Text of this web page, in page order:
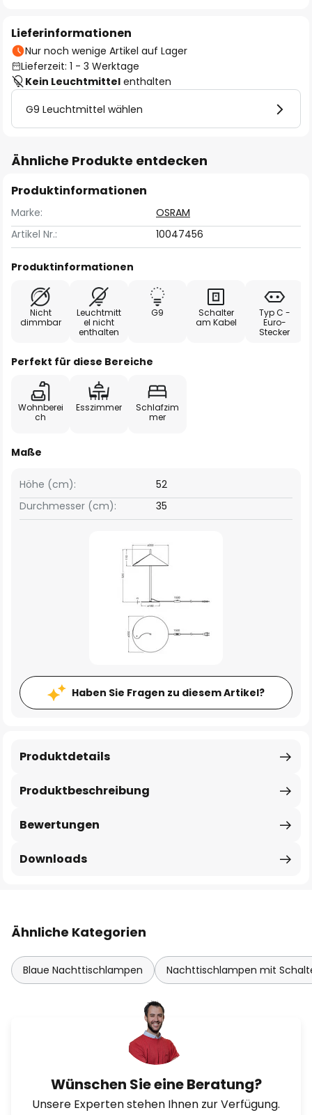
Lieferinformationen
Nur noch wenige Artikel auf Lager
Lieferzeit: 1 - 3 Werktage
Kein Leuchtmittel enthalten
G9 Leuchtmittel wählen
Ähnliche Produkte entdecken
Produktinformationen
Marke:
OSRAM
Artikel Nr.:
10047456
Produktinformationen
Nicht
dimmbar
Leuchtmitt
el nicht
enthalten
G9
Schalter
am Kabel
Typ C -
Euro-
Stecker
Perfekt für diese Bereiche
Wohnberei
ch
Esszimmer
Schlafzim
mer
Maße
Höhe (cm):
52
Durchmesser (cm):
35
Haben Sie Fragen zu diesem Artikel?
Produktbeschreibung
Produktdetails
Bewertungen
Downloads
Ähnliche Kategorien
Blaue Nachttischlampen Nachttischlampen mit
Wünschen Sie eine Beratung?
Unsere Experten stehen Ihnen zur Verfügung.